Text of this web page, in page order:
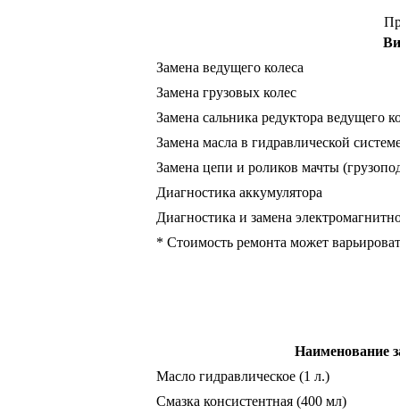
Замена ведущего колеса
Замена грузовых колес
Замена сальника редуктора ведущего
Замена масла в гидравлической
Замена цепи и роликов мачты
Диагностика аккумулятора
Диагностика и замена
* Стоимость ремонта может
Наименование
Масло гидравлическое (1 л.)
Смазка консистентная (400 мл)